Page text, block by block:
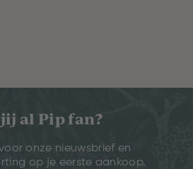
al Pip fan?
onze nieuwsbrief en
op je eerste aankoop.